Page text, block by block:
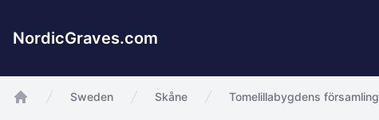
NordicGraves.com
Sweden Skåne Tomelillabygdens församling